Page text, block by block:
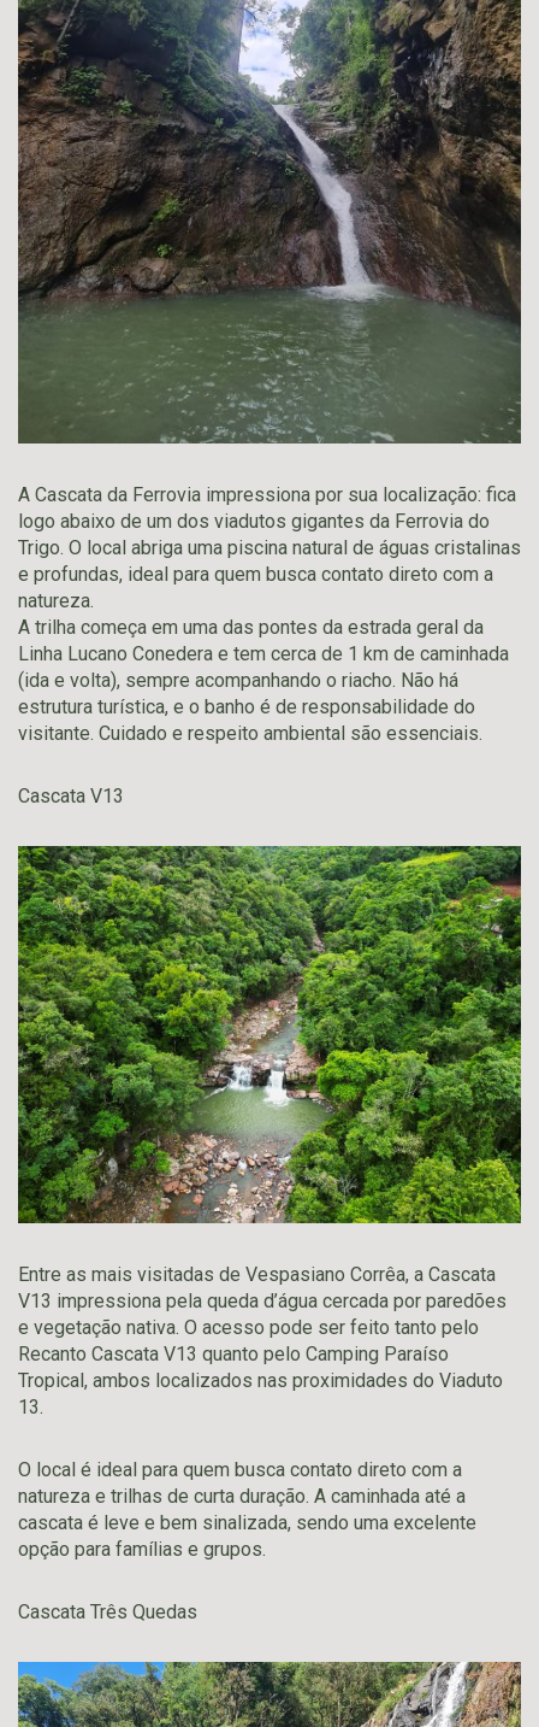
A Cascata da Ferrovia impressiona por sua localização: fica
logo abaixo de um dos viadutos gigantes da Ferrovia do
Trigo. O local abriga uma piscina natural de águas cristalinas
e profundas, ideal para quem busca contato direto com a
natureza.
A trilha começa em uma das pontes da estrada geral da
Linha Lucano Conedera e tem cerca de 1 km de caminhada
(ida e volta), sempre acompanhando o riacho. Não há
estrutura turística, e o banho é de responsabilidade do
visitante. Cuidado e respeito ambiental são essenciais.
Cascata V13
Entre as mais visitadas de Vespasiano Corrêa, a Cascata
V13 impressiona pela queda d’água cercada por paredões
e vegetação nativa. O acesso pode ser feito tanto pelo
Recanto Cascata V13 quanto pelo Camping Paraíso
Tropical, ambos localizados nas proximidades do Viaduto
13.
O local é ideal para quem busca contato direto com a
natureza e trilhas de curta duração. A caminhada até a
cascata é leve e bem sinalizada, sendo uma excelente
opção para famílias e grupos.
Cascata Três Quedas